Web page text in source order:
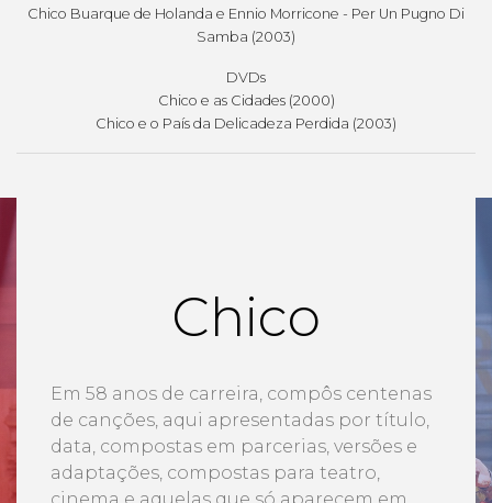
Chico Buarque de Holanda e Ennio Morricone - Per Un Pugno Di
Samba (2003)
DVDs
Chico e as Cidades (2000)
Chico e o País da Delicadeza Perdida (2003)
Chico
Em 58 anos de carreira, compôs centenas
de canções, aqui apresentadas por título,
data, compostas em parcerias, versões e
adaptações, compostas para teatro,